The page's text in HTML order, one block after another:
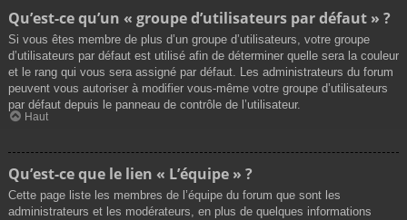
Qu’est-ce qu’un « groupe d’utilisateurs par défaut » ?
Si vous êtes membre de plus d’un groupe d’utilisateurs, votre groupe
d’utilisateurs par défaut est utilisé afin de déterminer quelle sera la couleur
et le rang qui vous sera assigné par défaut. Les administrateurs du forum
peuvent vous autoriser à modifier vous-même votre groupe d’utilisateurs
par défaut depuis le panneau de contrôle de l’utilisateur.
Haut
Qu’est-ce que le lien « L’équipe » ?
Cette page liste les membres de l’équipe du forum que sont les
administrateurs et les modérateurs, en plus de quelques informations